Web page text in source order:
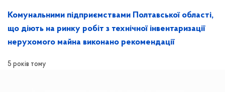
Комунальними підприємствами Полтавської області,
що діють на ринку робіт з технічної інвентаризації
нерухомого майна виконано рекомендації
5 років тому